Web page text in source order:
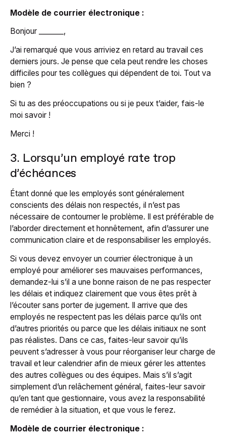
Modèle de courrier électronique :
Bonjour _______,
J’ai remarqué que vous arriviez en retard au travail ces
derniers jours. Je pense que cela peut rendre les choses
difficiles pour tes collègues qui dépendent de toi. Tout va
bien ?
Si tu as des préoccupations ou si je peux t’aider, fais-le
moi savoir !
Merci !
3. Lorsqu’un employé rate trop
d’échéances
Étant donné que les employés sont généralement
conscients des délais non respectés, il n’est pas
nécessaire de contourner le problème. Il est préférable de
l’aborder directement et honnêtement, afin d’assurer une
communication claire et de responsabiliser les employés.
Si vous devez envoyer un courrier électronique à un
employé pour améliorer ses mauvaises performances,
demandez-lui s’il a une bonne raison de ne pas respecter
les délais et indiquez clairement que vous êtes prêt à
l’écouter sans porter de jugement. Il arrive que des
employés ne respectent pas les délais parce qu’ils ont
d’autres priorités ou parce que les délais initiaux ne sont
pas réalistes. Dans ce cas, faites-leur savoir qu’ils
peuvent s’adresser à vous pour réorganiser leur charge de
travail et leur calendrier afin de mieux gérer les attentes
des autres collègues ou des équipes. Mais s’il s’agit
simplement d’un relâchement général, faites-leur savoir
qu’en tant que gestionnaire, vous avez la responsabilité
de remédier à la situation, et que vous le ferez.
Modèle de courrier électronique :